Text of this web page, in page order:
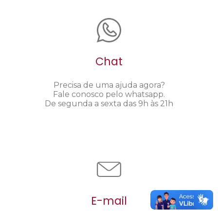
Chat
Precisa de uma ajuda agora?
Fale conosco pelo whatsapp.
De segunda a sexta das 9h às 21h
E-mail